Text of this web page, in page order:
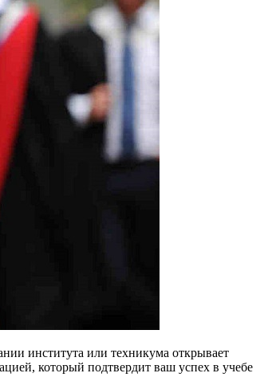
института или техникума открывает
который подтвердит ваш успех в учебе